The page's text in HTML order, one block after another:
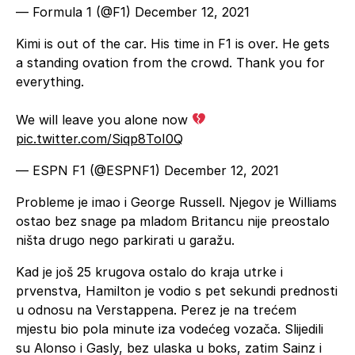
— Formula 1 (@F1) December 12, 2021
Kimi is out of the car. His time in F1 is over. He gets
a standing ovation from the crowd. Thank you for
everything.
We will leave you alone now
pic.twitter.com/Siqp8ToI0Q
— ESPN F1 (@ESPNF1) December 12, 2021
Probleme je imao i George Russell. Njegov je Williams
ostao bez snage pa mladom Britancu nije preostalo
ništa drugo nego parkirati u garažu.
Kad je još 25 krugova ostalo do kraja utrke i
prvenstva, Hamilton je vodio s pet sekundi prednosti
u odnosu na Verstappena. Perez je na trećem
mjestu bio pola minute iza vodećeg vozača. Slijedili
su Alonso i Gasly, bez ulaska u boks, zatim Sainz i